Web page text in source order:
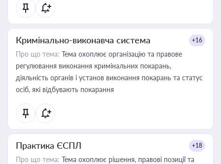
Кримінально-виконавча система +16
Про що тема: Тема охоплює організацію та правове
регулювання виконання кримінальних покарань,
діяльність органів і установ виконання покарань та статус
осіб, які відбувають покарання
Практика ЄСПЛ +18
Про що тема: Тема охоплює рішення, правові позиції та